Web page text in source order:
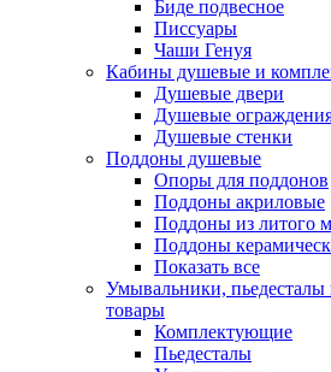
Биде подвесное
Писсуары
Чаши Генуя
Кабины душевые и
Душевые двери
Душевые
Душевые стенки
Поддоны душевые
Опоры для поддонов
Поддоны акриловые
Поддоны из литого
Поддоны
Показать все
Умывальники,
товары
Комплектующие
Пьедесталы